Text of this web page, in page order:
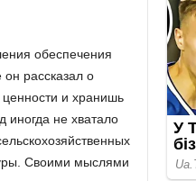
обеспечения
рассказал о
ценности и хранишь
иногда не хватало
Своими мыслями